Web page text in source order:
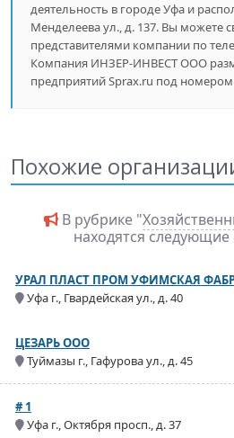
деятельность в городе Уфа и
Менделеева ул., д. 137. Вы можете
представителями компании по
Компания ИНЗЕР-ИНВЕСТ ООО
предприятий Sprax.ru под номером
Похожие
В рубрике "
находятся следующие
УРАЛ ПЛАСТ ПРОМ УФИМСКАЯ
Уфа г., Гвардейская ул., д. 40
ЦЕЗАРЬ ООО
Туймазы г., Гафурова ул., д. 45
# 1
Уфа г., Октября просп., д. 37